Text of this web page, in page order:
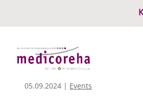
05.09.2024 | Events